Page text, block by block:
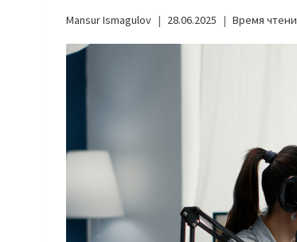
Mansur Ismagulov 28.06.2025 Время